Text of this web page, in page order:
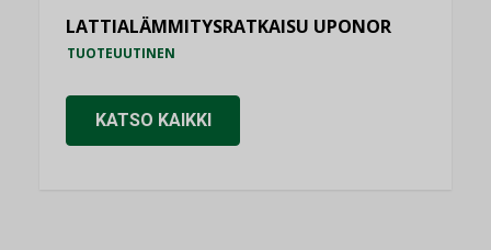
LATTIALÄMMITYSRATKAISU UPONOR
TUOTEUUTINEN
KATSO KAIKKI